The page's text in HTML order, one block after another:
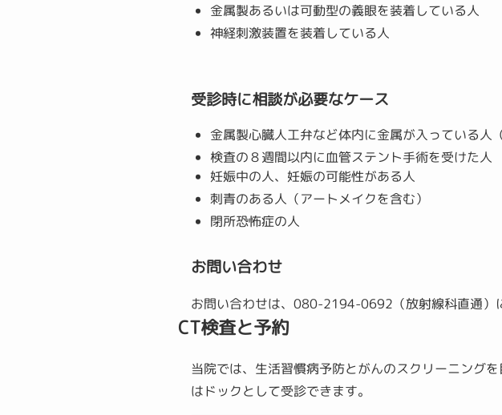
金属製あるいは可動型の義眼を装着している人
神経刺激装置を装着している人
受診時に相談が必要なケース
金属製心臓人工弁など体内に金属が入っている人
検査の８週間以内に血管ステント手術を受けた人
妊娠中の人、妊娠の可能性がある人
刺青のある人（アートメイクを含む）
閉所恐怖症の人
お問い合わせ
お問い合わせは、080-2194-0692（放射線科直通）
CT検査と予約
当院では、生活習慣病予防とがんのスクリーニング
はドックとして受診できます。